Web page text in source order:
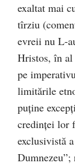
exaltat mai
tîrziu
evreii nu L-
Hristos, în al
pe
limitările
puține
credinței lor
exclusivistă